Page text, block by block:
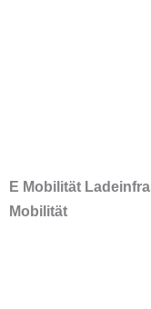
E Mobilität
Mobilität